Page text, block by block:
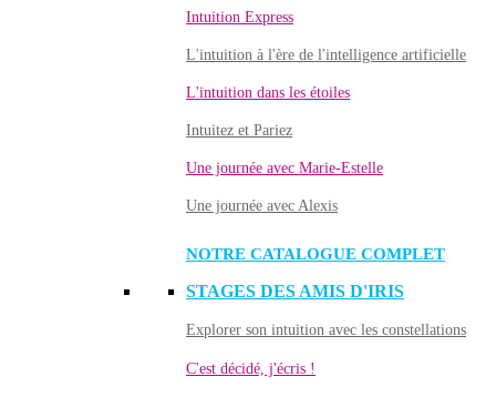
Intuition Express
L'intuition à l'ère de l'intelligence artificielle
L'intuition dans les étoiles
Intuitez et Pariez
Une journée avec Marie-Estelle
Une journée avec Alexis
NOTRE CATALOGUE COMPLET
STAGES DES AMIS D'IRIS
Explorer son intuition avec les constellations
C'est décidé, j'écris !